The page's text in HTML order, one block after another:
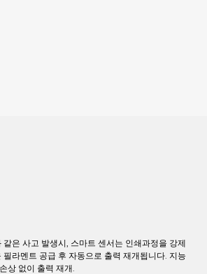
같은 사고 발생시, 스마트 센서는 인쇄과정을 강제
필라멘트 공급 후 자동으로 출력 재개됩니다. 지능
상 없이 출력 재개.